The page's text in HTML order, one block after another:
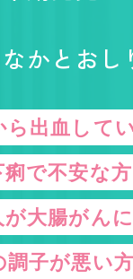
なかとお
ら出血して
で不安な方
大腸がんに
調子が悪い方